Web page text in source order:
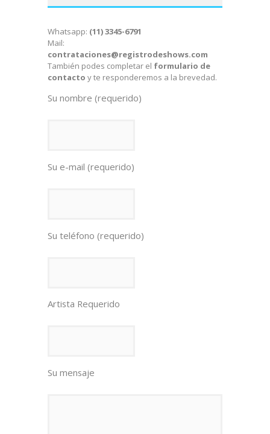
Whatsapp: (11) 3345-6791
Mail:
contrataciones@registrodeshows.com
También podes completar el formulario de
contacto y te responderemos a la brevedad.
Su nombre (requerido)
Su e-mail (requerido)
Su teléfono (requerido)
Artista Requerido
Su mensaje